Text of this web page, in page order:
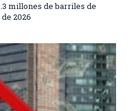
millones de barriles de
2026